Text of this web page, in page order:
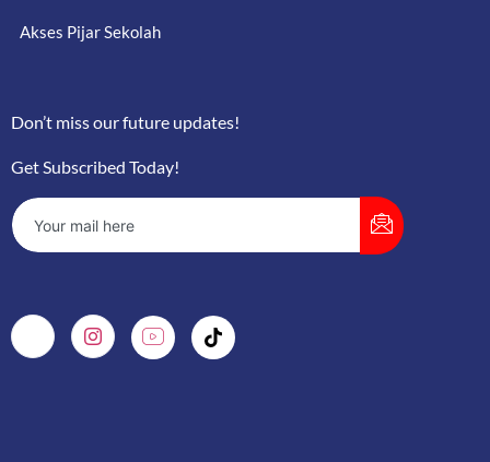
Akses Pijar Sekolah
Don’t miss our future updates!
Get Subscribed Today!